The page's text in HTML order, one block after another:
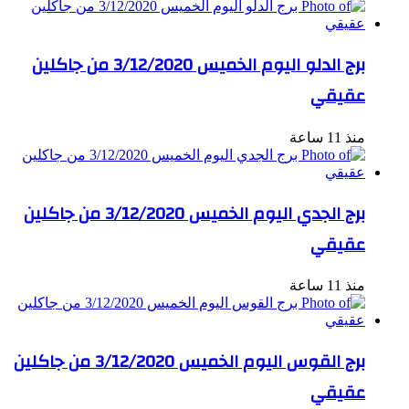
برج الدلو اليوم الخميس 3/12/2020 من جاكلين
عقيقي
منذ 11 ساعة
برج الجدي اليوم الخميس 3/12/2020 من جاكلين
عقيقي
منذ 11 ساعة
برج القوس اليوم الخميس 3/12/2020 من جاكلين
عقيقي